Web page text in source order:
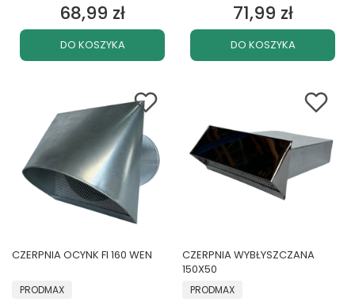
Cena
68,99 zł
DO KOSZYKA
Cena
71,99 zł
DO KOSZYKA
CZERPNIA OCYNK FI 160 WEN
PRODUCENT
PRODMAX
CZERPNIA WYBŁYSZCZANA
150X50
PRODUCENT
PRODMAX